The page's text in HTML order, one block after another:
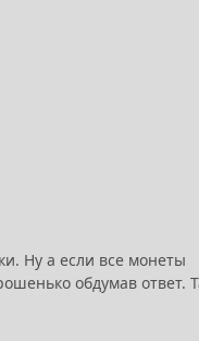
Ну а если все монеты
обдумав ответ.